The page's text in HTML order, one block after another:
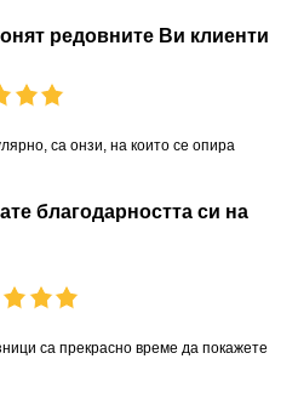
редовните Ви клиенти
са онзи, на които се опира
благодарността си на
са прекрасно време да покажете